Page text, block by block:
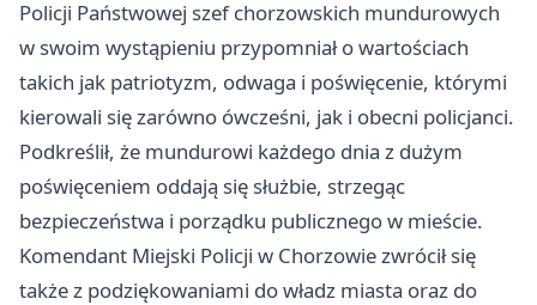
Policji Państwowej szef chorzowskich mundurowych
w swoim wystąpieniu przypomniał o wartościach
takich jak patriotyzm, odwaga i poświęcenie, którymi
kierowali się zarówno ówcześni, jak i obecni policjanci.
Podkreślił, że mundurowi każdego dnia z dużym
poświęceniem oddają się służbie, strzegąc
bezpieczeństwa i porządku publicznego w mieście.
Komendant Miejski Policji w Chorzowie zwrócił się
także z podziękowaniami do władz miasta oraz do